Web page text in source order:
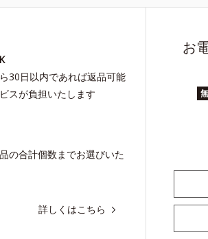
30日以内であれば返品可能
スが負担いたします
の合計個数までお選びいた
詳しくはこちら
お